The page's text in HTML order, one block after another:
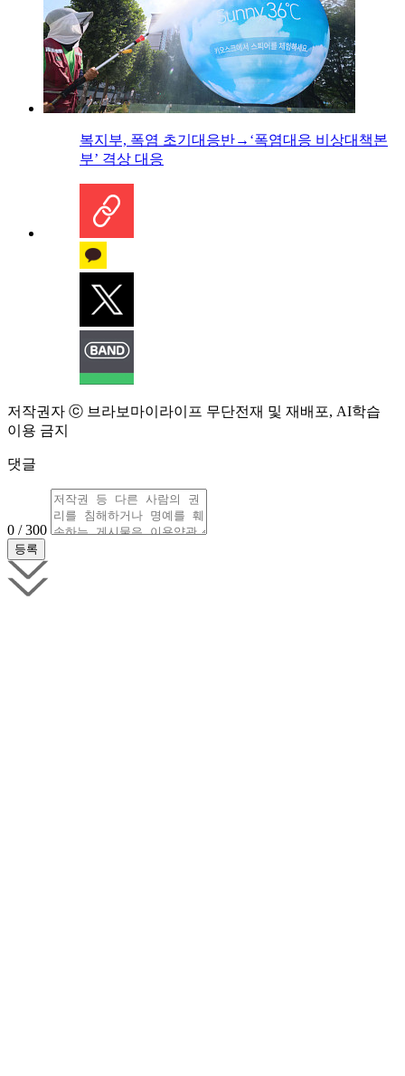
복지부, 폭염 초기대응반→‘폭염대응 비상대책본
부’ 격상 대응
저작권자 ⓒ 브라보마이라이프 무단전재 및 재배포, AI학습
이용 금지
댓글
0 / 300